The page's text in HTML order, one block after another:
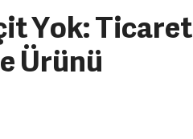
Yok: Ticaret
Ürünü